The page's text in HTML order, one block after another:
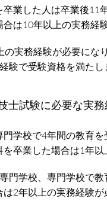
業した人は卒業後11
は10年以上の実務経
の実務経験が必要にな
験で受験資格を満たし
士試験に必要な実務
学校で4年間の教育
卒業した場合は1年以
門学校、専門学校で
2年以上の実務経験が